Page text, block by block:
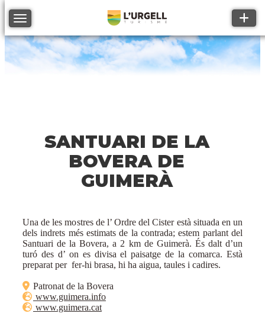
Toggle navigation
SANTUARI DE LA
BOVERA DE
GUIMERÀ
Una de les mostres de l’ Ordre del Cister està situada en un
dels indrets més estimats de la contrada; estem parlant del
Santuari de la Bovera, a 2 km de Guimerà. És dalt d’un
turó des d’ on es divisa el paisatge de la comarca. Està
preparat per fer-hi brasa, hi ha aigua, taules i cadires.
Patronat de la Bovera
www.guimera.info
www.guimera.cat